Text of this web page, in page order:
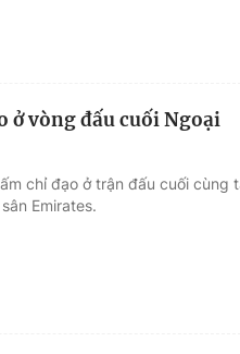
ở vòng đấu cuối Ngoại
chỉ đạo ở trận đấu cuối cùng
Emirates.